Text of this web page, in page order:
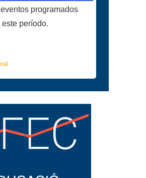
programados
este período.